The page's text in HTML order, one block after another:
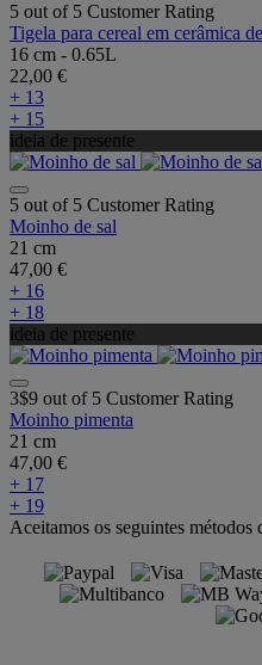
5 out of 5 Customer Rating
Tigela para cereal em cerâmica
16 cm - 0.65L
22,00 €
+ 13
+ 15
ideia de presente
5 out of 5 Customer Rating
Moinho de sal
21 cm
47,00 €
+ 16
+ 18
ideia de presente
3$9 out of 5 Customer Rating
Moinho pimenta
21 cm
47,00 €
+ 17
+ 19
Aceitamos os seguintes métodos